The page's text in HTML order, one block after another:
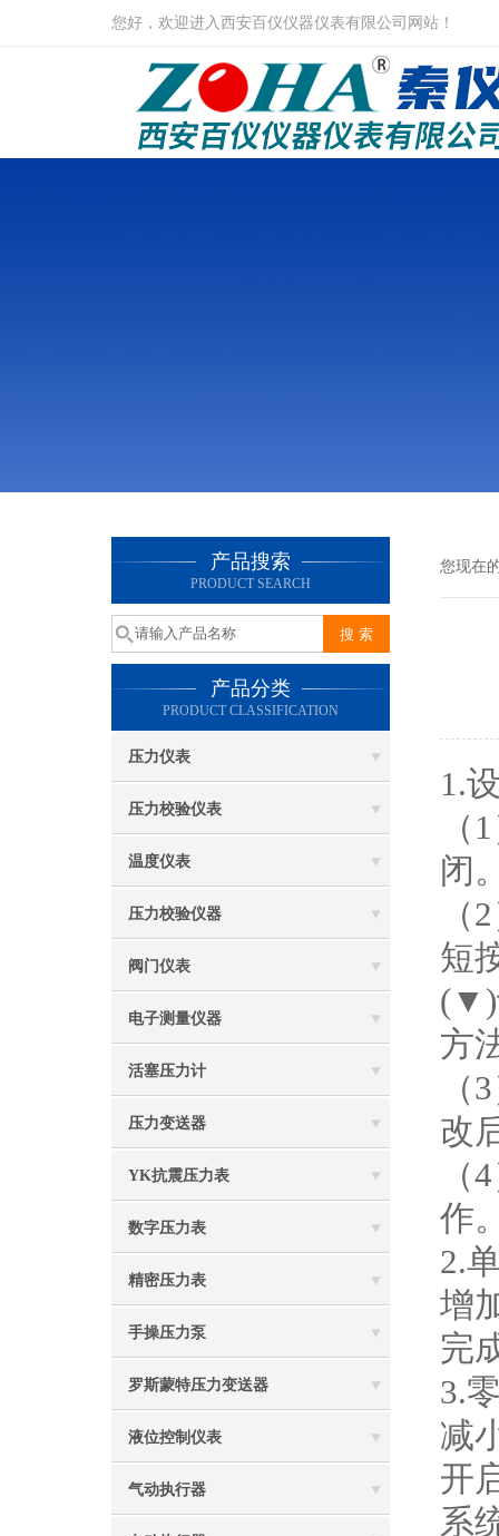
您好，欢迎进入西安百仪仪器仪表有限公司网站！
产品搜索
PRODUCT SEARCH
产品分类
PRODUCT CLASSIFICATION
压力仪表
压力校验仪表
温度仪表
压力校验仪器
阀门仪表
电子测量仪器
活塞压力计
压力变送器
YK抗震压力表
数字压力表
精密压力表
手操压力泵
罗斯蒙特压力变送器
液位控制仪表
气动执行器
您现在
1.
闭
短
(▼)
方
改
作
2.
增
完
3.
减
开
系